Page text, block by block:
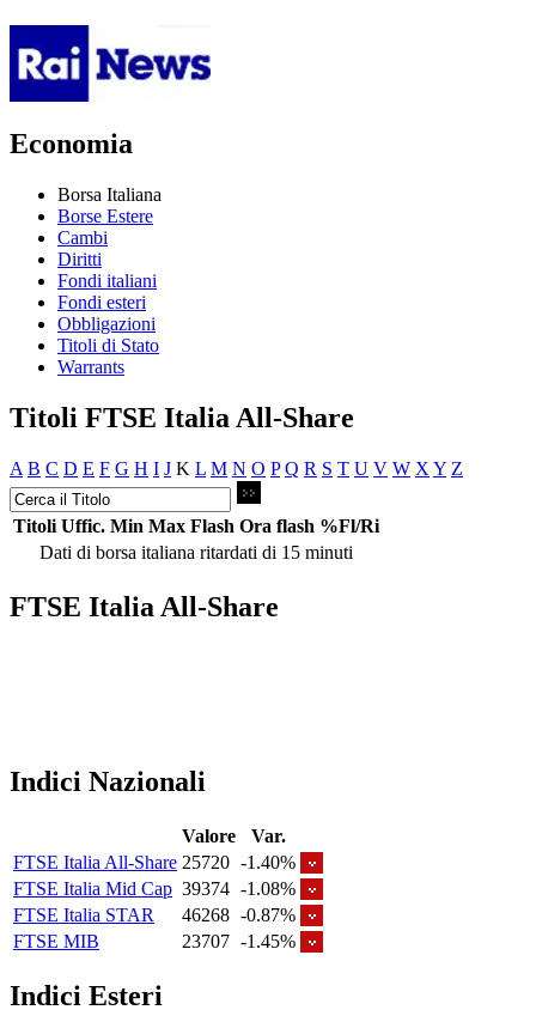
Economia
Borsa Italiana
Borse Estere
Cambi
Diritti
Fondi italiani
Fondi esteri
Obbligazioni
Titoli di Stato
Warrants
Titoli FTSE Italia All-Share
A B C D E F G H I J K L M N O P Q R S T U V W X Y Z
Titoli Uffic. Min Max Flash Ora flash %Fl/Ri
Dati di borsa italiana ritardati di 15 minuti
FTSE Italia All-Share
Indici Nazionali
Valore
Var.
FTSE Italia All-Share 25720 -1.40%
FTSE Italia Mid Cap 39374 -1.08%
FTSE Italia STAR
46268 -0.87%
FTSE MIB
23707 -1.45%
Indici Esteri